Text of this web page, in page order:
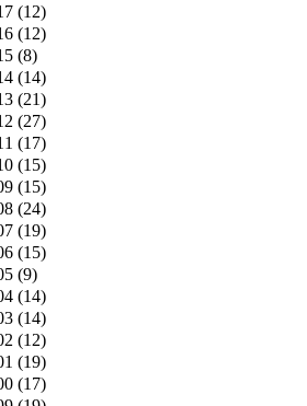
(12)
(12)
(8)
(14)
(21)
(27)
(17)
(15)
(15)
(24)
(19)
(15)
(9)
(14)
(14)
(12)
(19)
(17)